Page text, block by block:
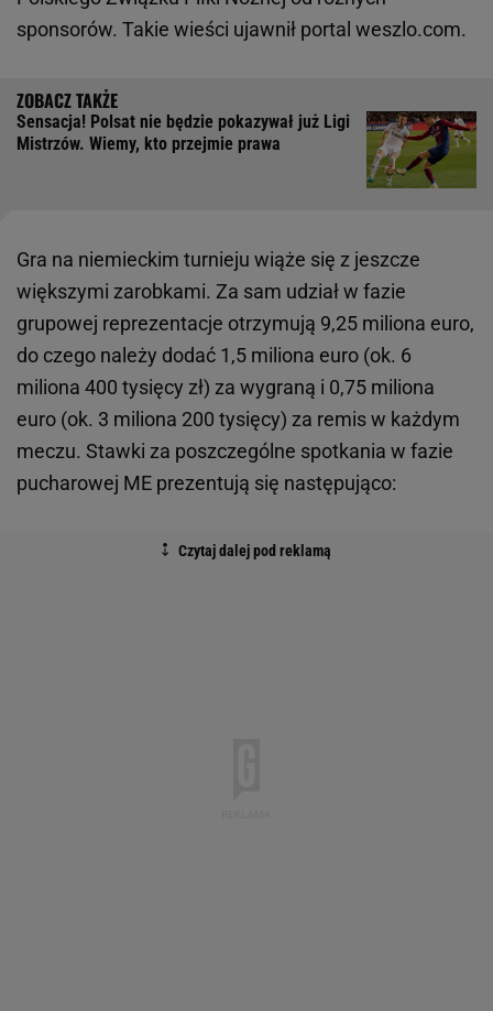
sponsorów. Takie wieści ujawnił portal weszlo.com.
Sensacja! Polsat nie będzie pokazywał już Ligi
Mistrzów. Wiemy, kto przejmie prawa
Gra na niemieckim turnieju wiąże się z jeszcze
większymi zarobkami. Za sam udział w fazie
grupowej reprezentacje otrzymują 9,25 miliona euro,
do czego należy dodać 1,5 miliona euro (ok. 6
miliona 400 tysięcy zł) za wygraną i 0,75 miliona
euro (ok. 3 miliona 200 tysięcy) za remis w każdym
meczu. Stawki za poszczególne spotkania w fazie
pucharowej ME prezentują się następująco: